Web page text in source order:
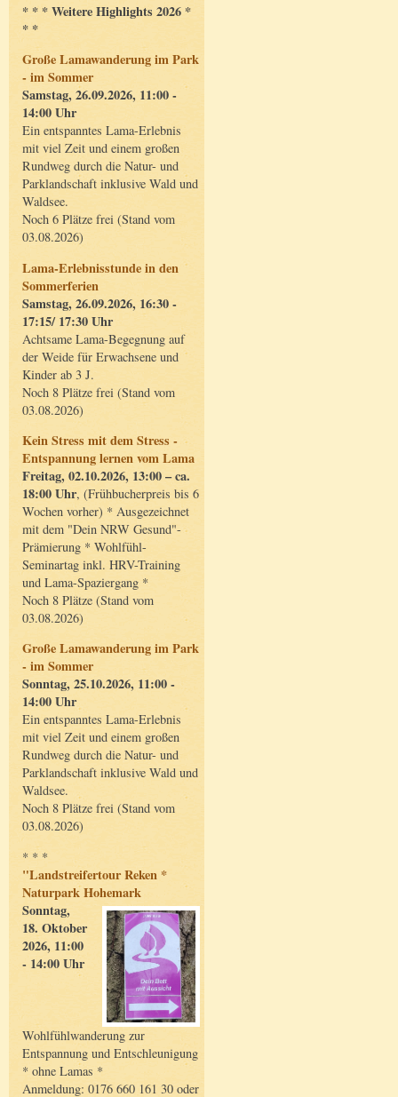
* * * Weitere Highlights 2026 *
* *
Große Lamawanderung im Park
- im Sommer
Samstag, 26.09.2026, 11:00 -
14:00 Uhr
Ein entspanntes Lama-Erlebnis
mit viel Zeit und einem großen
Rundweg durch die Natur- und
Parklandschaft inklusive Wald und
Waldsee.
Noch 6 Plätze frei (Stand vom
03.08.2026)
Lama-Erlebnisstunde in den
Sommerferien
Samstag, 26.09.2026, 16:30 -
17:15/ 17:30 Uhr
Achtsame Lama-Begegnung auf
der Weide für Erwachsene und
Kinder ab 3 J.
Noch 8 Plätze frei (Stand vom
03.08.2026)
Kein Stress mit dem Stress -
Entspannung lernen vom Lama
Freitag, 02.10.2026, 13:00 – ca.
18:00 Uhr, (Frühbucherpreis bis 6
Wochen vorher) * Ausgezeichnet
mit dem "Dein NRW Gesund"-
Prämierung * Wohlfühl-
Seminartag inkl. HRV-Training
und Lama-Spaziergang *
Noch 8 Plätze (Stand vom
03.08.2026)
Große Lamawanderung im Park
- im Sommer
Sonntag, 25.10.2026, 11:00 -
14:00 Uhr
Ein entspanntes Lama-Erlebnis
mit viel Zeit und einem großen
Rundweg durch die Natur- und
Parklandschaft inklusive Wald und
Waldsee.
Noch 8 Plätze frei (Stand vom
03.08.2026)
* * *
"Landstreifertour Reken *
Naturpark Hohemark
Sonntag,
18. Oktober
2026, 11:00
- 14:00 Uhr
Wohlfühlwanderung zur
Entspannung und Entschleunigung
* ohne Lamas *
Anmeldung: 0176 660 161 30 oder